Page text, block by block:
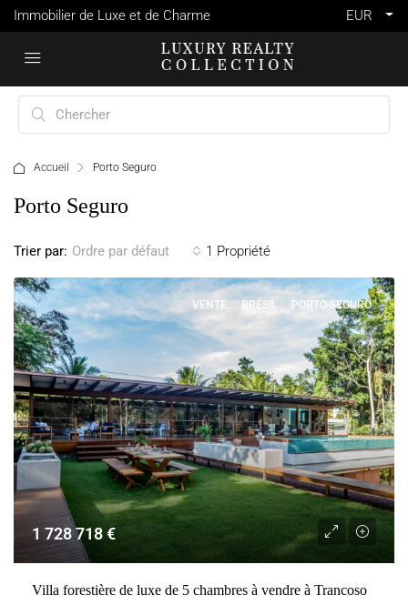
Immobilier de Luxe et de Charme EUR
Accueil Porto Seguro
Porto Seguro
1 Propriété
Trier par: Ordre par défaut
VENTE BRÉSIL PORTO SEGURO
1 728 718 €
Villa forestière de luxe de 5 chambres à vendre à Trancoso